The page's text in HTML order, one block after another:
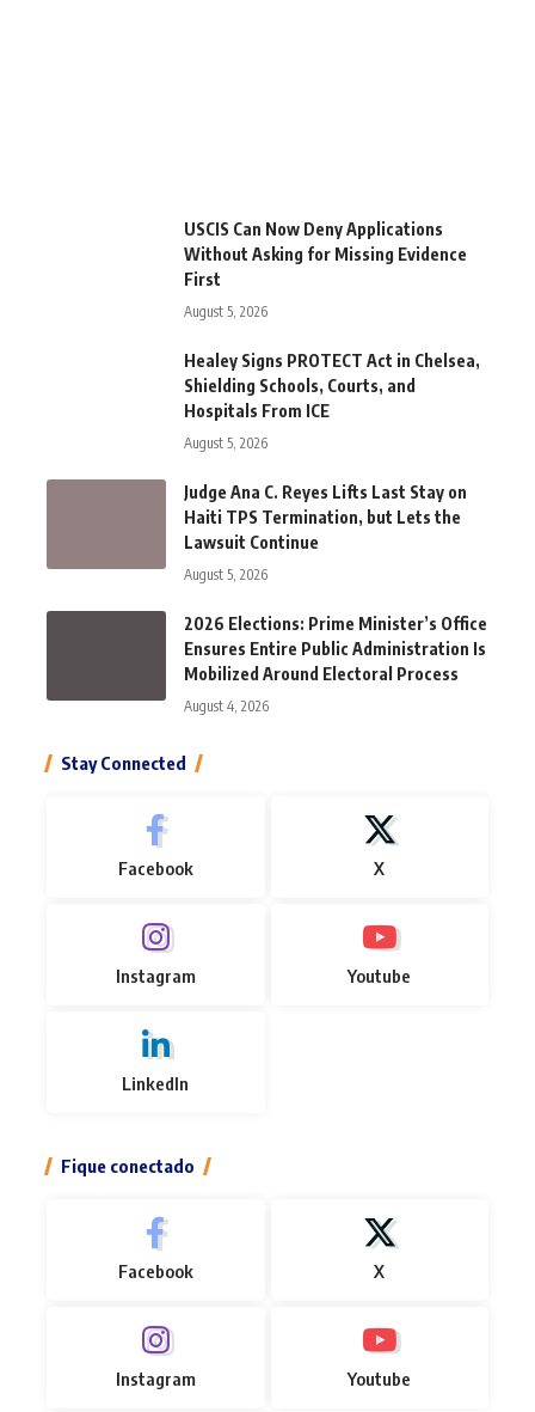
USCIS Can Now Deny Applications
Without Asking for Missing Evidence
First
August 5, 2026
Healey Signs PROTECT Act in Chelsea,
Shielding Schools, Courts, and
Hospitals From ICE
August 5, 2026
Judge Ana C. Reyes Lifts Last Stay on
Haiti TPS Termination, but Lets the
Lawsuit Continue
August 5, 2026
2026 Elections: Prime Minister’s Office
Ensures Entire Public Administration Is
Mobilized Around Electoral Process
August 4, 2026
Stay Connected
Facebook X
Instagram Youtube
LinkedIn
Fique conectado
Facebook X
Instagram Youtube